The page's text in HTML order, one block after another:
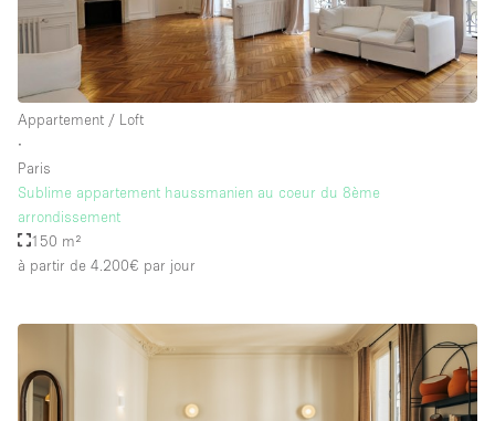
Appartement / Loft
∙
Paris
Sublime appartement haussmanien au coeur du 8ème
arrondissement
150 m²
à partir de 4.200€ par jour